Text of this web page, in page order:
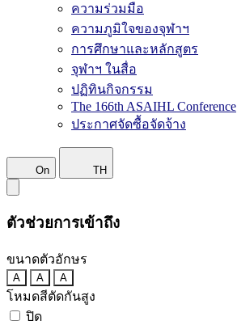
ความร่วมมือ
ความภูมิใจของจุฬาฯ
การศึกษาและหลักสูตร
จุฬาฯ ในสื่อ
ปฏิทินกิจกรรม
The 166th ASAIHL Conference
ประกาศจัดซื้อจัดจ้าง
On TH
ตัวช่วยการเข้าถึง
ขนาดตัวอักษร
A A A
โหมดสีตัดกันสูง
ปิด